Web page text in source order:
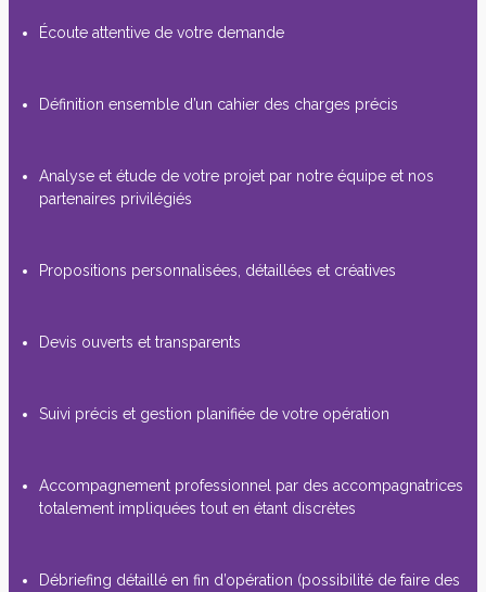
Écoute attentive de votre demande
Définition ensemble d’un cahier des charges précis
Analyse et étude de votre projet par notre équipe et nos
partenaires privilégiés
Propositions personnalisées, détaillées et créatives
Devis ouverts et transparents
Suivi précis et gestion planifiée de votre opération
Accompagnement professionnel par des accompagnatrices
totalement impliquées tout en étant discrètes
Débriefing détaillé en fin d’opération (possibilité de faire des